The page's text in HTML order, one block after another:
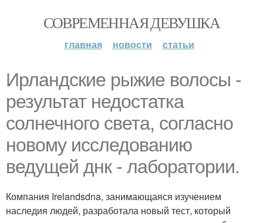
СОВРЕМЕННАЯ ДЕВУШКА
главная новости статьи
Ирландские рыжие волосы -
результат недостатка
солнечного света, согласно
новому исследованию
ведущей днк - лаборатории.
Компания Irelandsdna, занимающаяся изучением
наследия людей, разработала новый тест, который